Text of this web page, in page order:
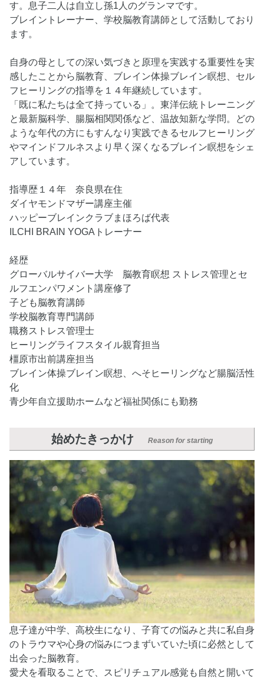
す。息子二人は自立し孫1人のグランマです。
ブレイントレーナー、学校脳教育講師として活動しており
ます。
自身の母としての深い気づきと原理を実践する重要性を実
感したことから脳教育、ブレイン体操ブレイン瞑想、セル
フヒーリングの指導を１４年継続しています。
「既に私たちは全て持っている」。東洋伝統トレーニング
と最新脳科学、腸脳相関関係など、温故知新な学問。どの
ような年代の方にもすんなり実践できるセルフヒーリング
やマインドフルネスより早く深くなるブレイン瞑想をシェ
アしています。
指導歴１４年 奈良県在住
ダイヤモンドマザー講座主催
ハッピーブレインクラブまほろば代表
ILCHI BRAIN YOGAトレーナー
経歴
グローバルサイバー大学 脳教育瞑想 ストレス管理とセ
ルフエンパワメント講座修了
子ども脳教育講師
学校脳教育専門講師
職務ストレス管理士
ヒーリングライフスタイル親育担当
橿原市出前講座担当
ブレイン体操ブレイン瞑想、へそヒーリングなど腸脳活性
化
青少年自立援助ホームなど福祉関係にも勤務
始めたきっかけ Reason for starting
息子達が中学、高校生になり、子育ての悩みと共に私自身
のトラウマや心身の悩みにつまずいていた頃に必然として
出会った脳教育。
愛犬を看取ることで、スピリチュアル感覚も自然と開いて